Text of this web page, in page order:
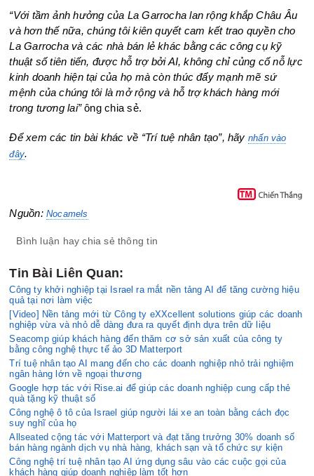
“Với tầm ảnh hưởng của La Garrocha lan rộng khắp Châu Âu
và hơn thế nữa, chúng tôi kiên quyết cam kết trao quyền cho
La Garrocha và các nhà bán lẻ khác bằng các công cụ kỹ
thuật số tiên tiến, được hỗ trợ bởi AI, không chỉ củng cố nỗ lực
kinh doanh hiện tại của họ mà còn thúc đẩy mạnh mẽ sứ
mệnh của chúng tôi là mở rộng và hỗ trợkhách hàng mới
trong tương lai”ông chia sẻ.
Để xem các tin bài khác về “Trí tuệ nhân tạo”, hãy nhấn vào
đây.
Nguồn:Nocamels
Bình luận hay chia sẻ thông tin
Tin Bài Liên Quan:
Công ty khởi nghiệp tại Israel ra mắt nền tảng AI để tăng cường hiệu
quả tại nơi làm việc
[Video] Nền tảng mới từ Công ty eXXcellent solutions giúp các doanh
nghiệp vừa và nhỏ dễ dàng đưa ra quyết định dựa trên dữ liệu
Seacomp giúp khách hàng đến thăm cơ sở sản xuất của công ty
bằng công nghệ thực tế ảo 3D Matterport
Trí tuệ nhân tạo AI mang đến cho các doanh nghiệp nhỏ trải nghiệm
ngân hàng lớn về ngoại thương
Google hợp tác với Rise.ai để giúp các doanh nghiệp cung cấp thẻ
quà tặng kỹ thuật số
Công nghệ ô tô của Israel giúp người lái xe an toàn bằng cách đọc
suy nghĩ của họ
Allseated cộng tác với Matterport và đạt tăng trưởng 30% doanh số
bán hàng ngành dịch vụ nhà hàng, khách sạn và tổ chức sự kiện
Công nghệ trí tuệ nhân tạo AI ứng dụng sâu vào các cuộc gọi của
khách hàng giúp doanh nghiệp làm tốt hơn